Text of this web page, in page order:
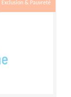
Exclusion & Pauvreté